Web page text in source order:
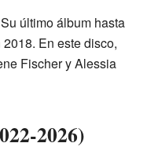
último álbum hasta
En este disco,
Fischer y Alessia
2026)